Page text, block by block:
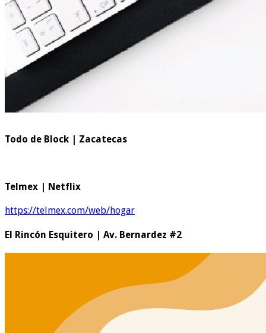
Todo de Block | Zacatecas
Telmex | Netflix
https://telmex.com/web/hogar
El Rincón Esquitero | Av. Bernardez #2